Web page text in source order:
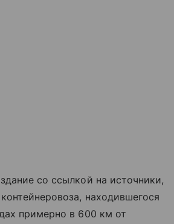
со ссылкой на источники,
находившегося
примерно в 600 км от